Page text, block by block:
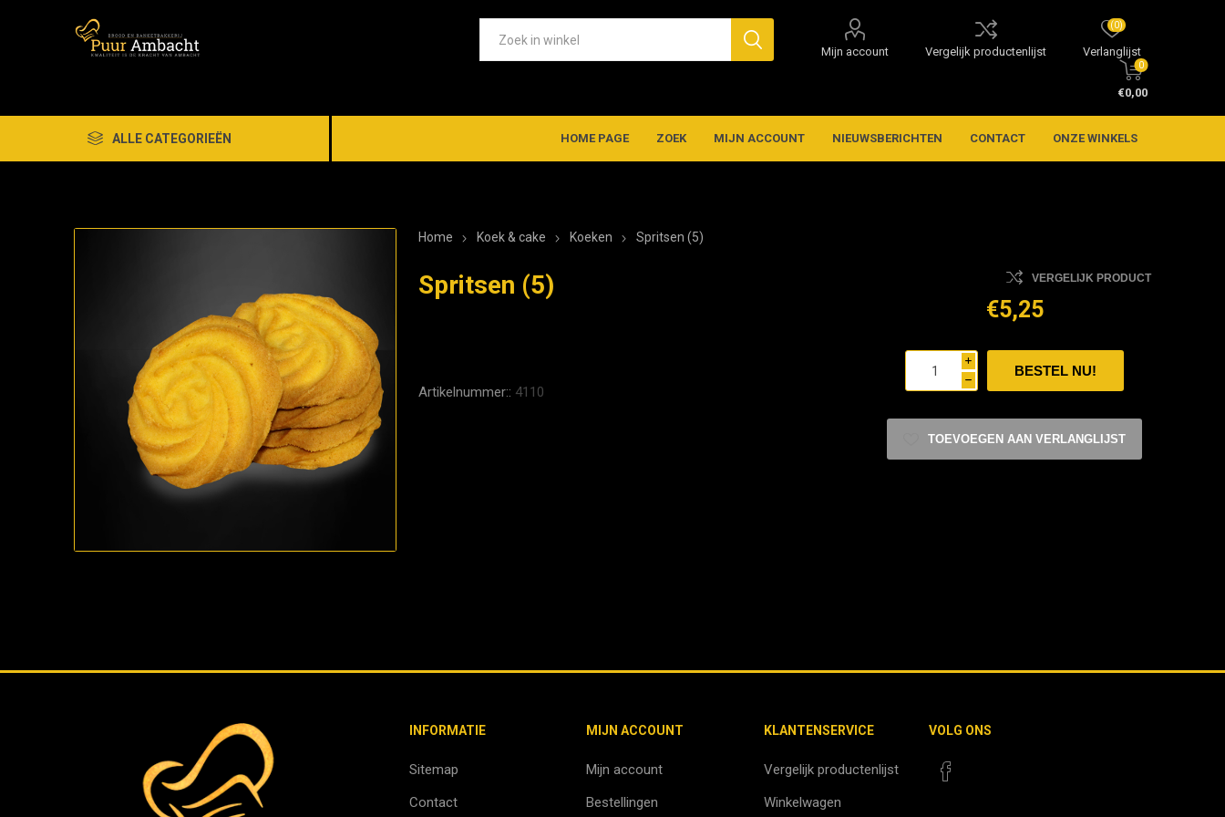
Mijn account Vergelijk productenlijst Verlanglijst
(0)
0
€0,00
ALLE CATEGORIEËN HOME PAGE ZOEK MIJN ACCOUNT NIEUWSBERICHTEN CONTACT ONZE WINKELS
Home Koek & cake Koeken Spritsen (5)
Spritsen (5) VERGELIJK PRODUCT
Artikelnummer:: 4110
€5,25
i
h
TOEVOEGEN AAN VERLANGLIJST
INFORMATIE
Sitemap
Contact
MIJN ACCOUNT
Mijn account
Bestellingen
KLANTENSERVICE
Vergelijk productenlijst
Winkelwagen
VOLG ONS